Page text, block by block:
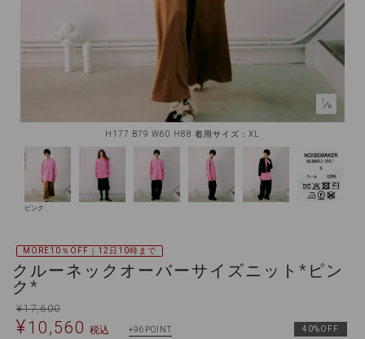
1／6
H177 B79 W60 H88 着用サイズ：XL
ピンク
MORE10％OFF｜12日10時まで
クルーネックオーバーサイズニット*ピン
ク*
¥17,600
¥10,560 税込 96 40%OFF